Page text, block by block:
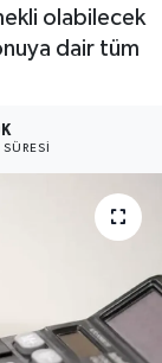
olabilecek
dair tüm